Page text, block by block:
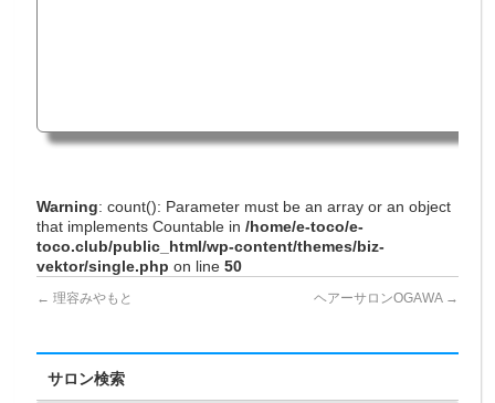
Warning: count(): Parameter must be an array or an object
that implements Countable in/home/e-toco/e-
toco.club/public_html/wp-content/themes/biz-
vektor/single.php on line50
← 理容みやもと ヘアーサロンOGAWA →
サロン検索